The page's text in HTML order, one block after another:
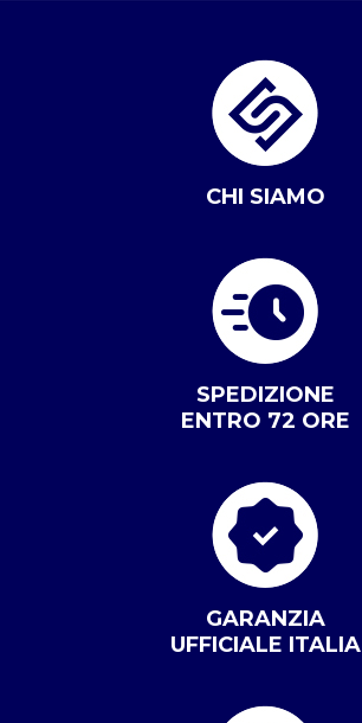
CHI SIAMO
SPEDIZIONE
ENTRO 72 ORE
GARANZIA
UFFICIALE ITALIA